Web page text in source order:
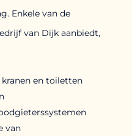
Enkele van de
van Dijk aanbiedt,
kranen en toiletten
van